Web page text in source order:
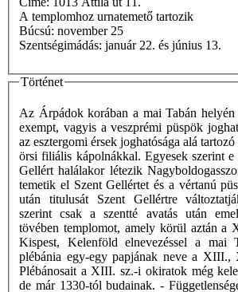
A templomhoz urnatemető tartozik
Búcsú: november 25
Szentségimádás: január 22. és június 13.
Történet
Az Árpádok korában a mai Tabán
exempt, vagyis a veszprémi püspök
az esztergomi érsek joghatósága alá
örsi filiális kápolnákkal. Egyesek szerint e
Gellért halálakor létezik
temetik el Szent Gellértet és a vértanú
után titulusát Szent Gellértre
szerint csak a szentté avatás után
tövében templomot, amely körül aztán a
Kispest, Kelenföld elnevezéssel a mai
plébánia egy-egy papjának neve a XIII.,
Plébánosait a XIII. sz.-i okiratok még
de már 1330-tól budainak. -